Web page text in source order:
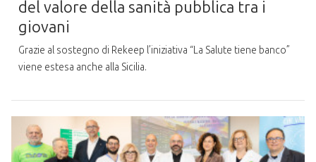
del valore della sanità pubblica tra i
giovani
Grazie al sostegno di Rekeep l’iniziativa “La Salute tiene banco”
viene estesa anche alla Sicilia.